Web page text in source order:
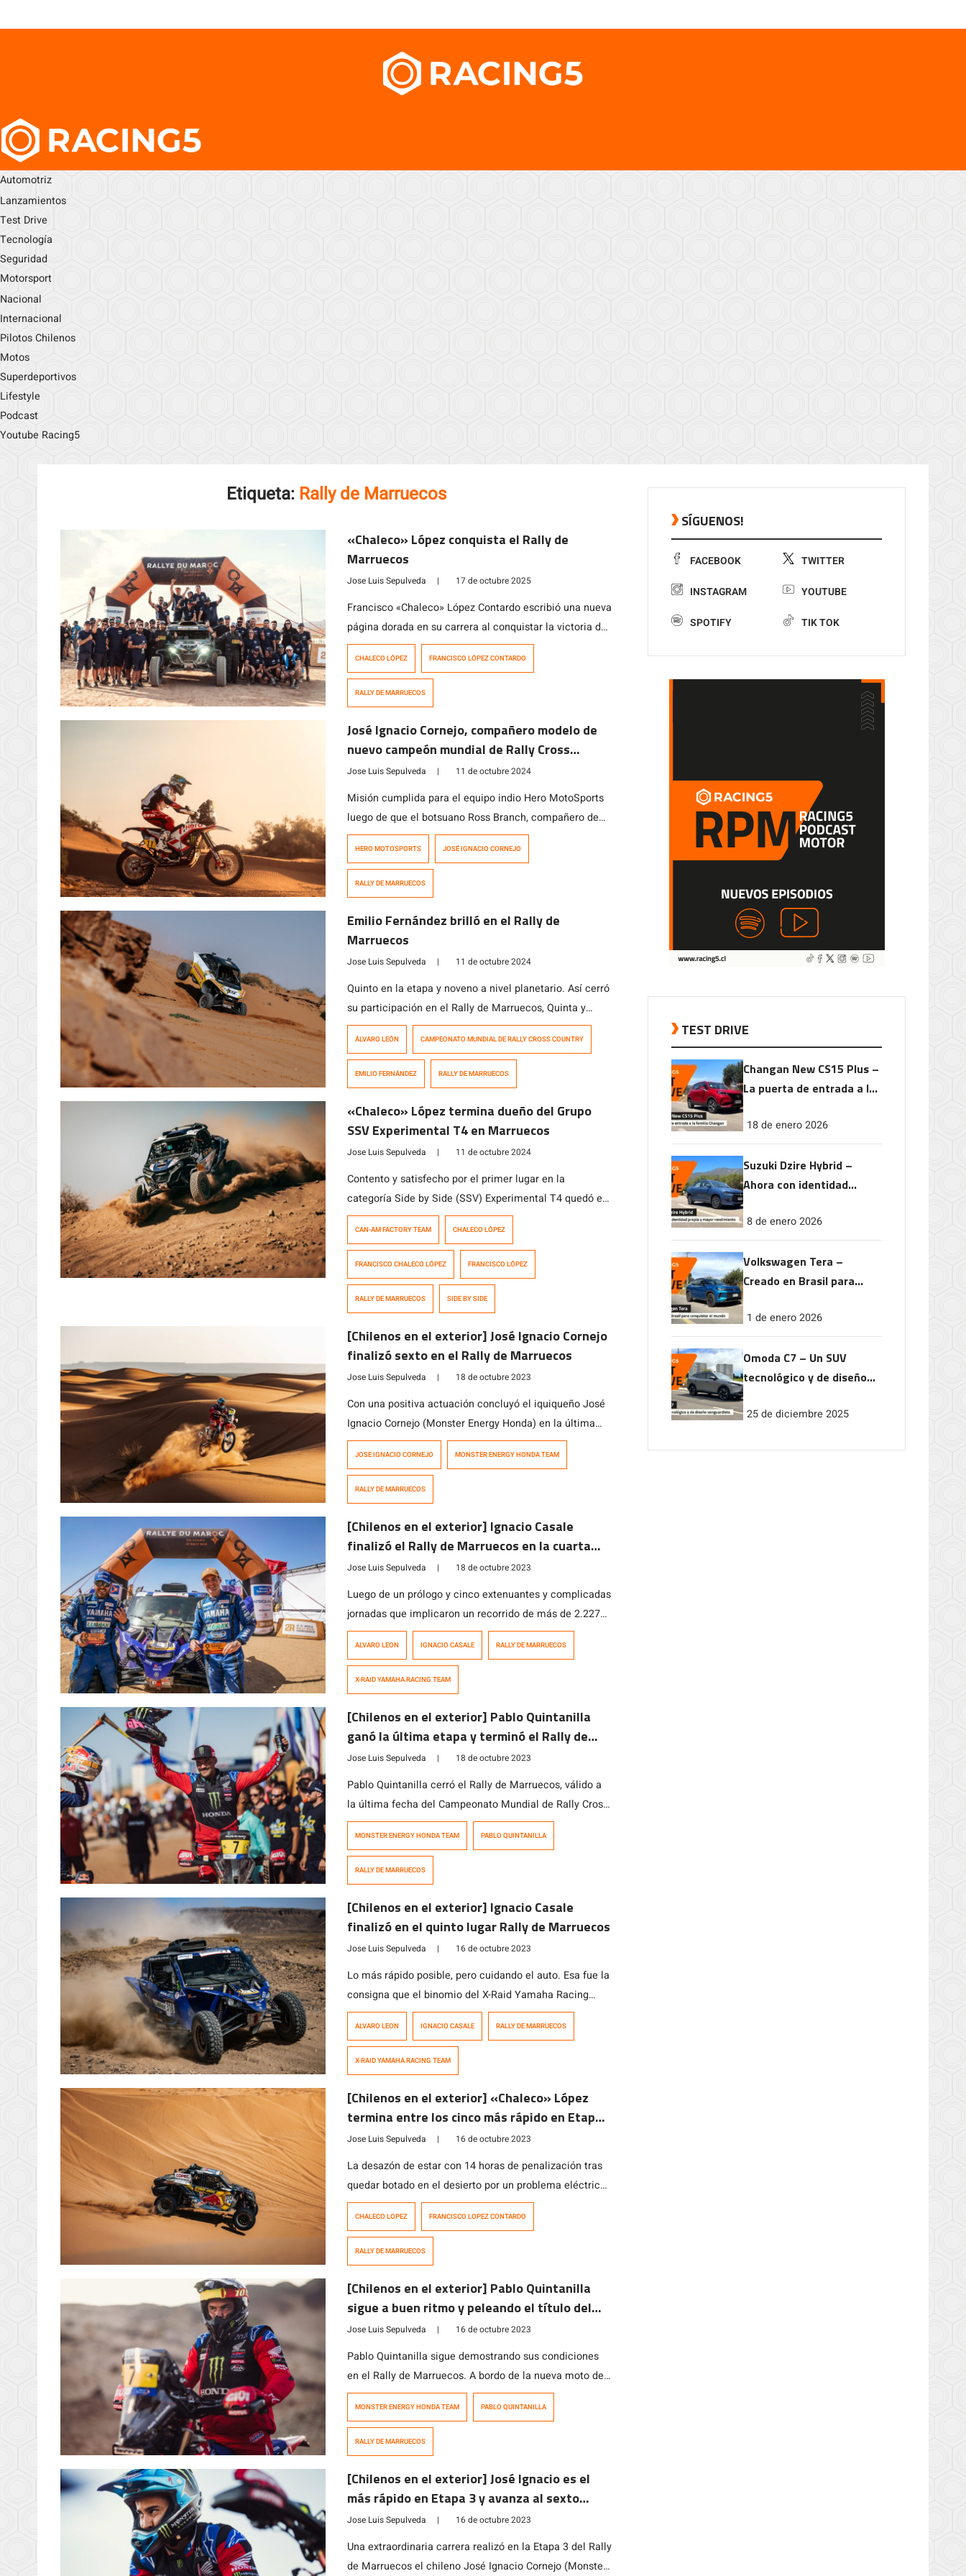
Automotriz
Lanzamientos
Test Drive
Tecnología
Seguridad
Motorsport
Nacional
Internacional
Pilotos Chilenos
Motos
Superdeportivos
Lifestyle
Podcast
Youtube Racing5
Etiqueta: Rally de Marruecos
«Chaleco» López conquista el Rally de
Marruecos
Jose Luis Sepulveda | 17 de octubre 2025
Francisco «Chaleco» López Contardo escribió una nueva
página dorada en su carrera al conquistar la victoria del
Rally de Marruecos en la clase SSV, quinta fecha del
segundos de diferencia. El experimentado piloto
chileno, navegado por Álvaro León […]
CHALECO LÓPEZ FRANCISCO LÓPEZ CONTARDO
RALLY DE MARRUECOS
José Ignacio Cornejo, compañero modelo de
nuevo campeón mundial de Rally Cross
Country
Jose Luis Sepulveda | 11 de octubre 2024
Misión cumplida para el equipo indio Hero MotoSports
luego de que el botsuano Ross Branch, compañero de
equipo del chileno José Ignacio Cornejo, se coronó
diferencia. Branch hace historia al convertirse en el
primer piloto de Botswana […]
HERO MOTOSPORTS JOSÉ IGNACIO CORNEJO
RALLY DE MARRUECOS
Emilio Fernández brilló en el Rally de
Marruecos
Jose Luis Sepulveda | 11 de octubre 2024
Quinto en la etapa y noveno a nivel planetario. Así cerró
su participación en el Rally de Marruecos, Quinta y
última Fecha del Campeonato Mundial de Rally Cross
chilenos arribaron a 4 minutos 11 segundos de la dupla
polaca Michal Goczal – Diego Ortega, ganadores del […]
ÁLVARO LEÓN CAMPEONATO MUNDIAL DE RALLY CROSS COUNTRY
EMILIO FERNÁNDEZ RALLY DE MARRUECOS
«Chaleco» López termina dueño del Grupo
SSV Experimental T4 en Marruecos
Jose Luis Sepulveda | 11 de octubre 2024
Contento y satisfecho por el primer lugar en la
categoría Side by Side (SSV) Experimental T4 quedó el
chileno Francisco López (Can-Am Factory Team), pese
de Marruecos que cerró la temporada 2024, donde
corrió junto al navegante argentino Sebastián Cesana.
No fue el […]
CAN-AM FACTORY TEAM CHALECO LÓPEZ
FRANCISCO CHALECO LÓPEZ FRANCISCO LÓPEZ
RALLY DE MARRUECOS SIDE BY SIDE
[Chilenos en el exterior] José Ignacio Cornejo
finalizó sexto en el Rally de Marruecos
Jose Luis Sepulveda | 18 de octubre 2023
Con una positiva actuación concluyó el iquiqueño José
Ignacio Cornejo (Monster Energy Honda) en la última
fecha del Campeonato del Mundo de Rally Cross
en el ranking final y con tres podios consecutivos
durante las 5 etapas del evento […]
JOSE IGNACIO CORNEJO MONSTER ENERGY HONDA TEAM
RALLY DE MARRUECOS
[Chilenos en el exterior] Ignacio Casale
finalizó el Rally de Marruecos en la cuarta
posición
Jose Luis Sepulveda | 18 de octubre 2023
Luego de un prólogo y cinco extenuantes y complicadas
jornadas que implicaron un recorrido de más de 2.227
kilómetros,concluyó la 24 edición del Rally de
binomio chileno compuesto por Ignacio Casale y su
navegante Álvaro León a bordo del […]
ALVARO LEON IGNACIO CASALE RALLY DE MARRUECOS
X-RAID YAMAHA RACING TEAM
[Chilenos en el exterior] Pablo Quintanilla
ganó la última etapa y terminó el Rally de
Marruecos en el podio
Jose Luis Sepulveda | 18 de octubre 2023
Pablo Quintanilla cerró el Rally de Marruecos, válido a
la última fecha del Campeonato Mundial de Rally Cross
Country, de la mejor forma y se quedó con la victoria en
la última etapa, corrida este miércoles 18 de octubre en
marroquí era probar la nueva moto del […]
MONSTER ENERGY HONDA TEAM PABLO QUINTANILLA
RALLY DE MARRUECOS
[Chilenos en el exterior] Ignacio Casale
finalizó en el quinto lugar Rally de Marruecos
Jose Luis Sepulveda | 16 de octubre 2023
Lo más rápido posible, pero cuidando el auto. Esa fue la
consigna que el binomio del X-Raid Yamaha Racing
Team, Ignacio Casale junto a su navegante Álvaro León,
75 de Enlace en la ciudad de Zagora. El […]
ALVARO LEON IGNACIO CASALE RALLY DE MARRUECOS
X-RAID YAMAHA RACING TEAM
[Chilenos en el exterior] «Chaleco» López
termina entre los cinco más rápido en Etapa
2 del Rally de Marruecos
Jose Luis Sepulveda | 16 de octubre 2023
La desazón de estar con 14 horas de penalización tras
quedar botado en el desierto por un problema eléctrico
durante la primera etapa del Rally de Marruecos quedó
Como en la Etapa 3 de este lunes […]
CHALECO LOPEZ FRANCISCO LOPEZ CONTARDO
RALLY DE MARRUECOS
[Chilenos en el exterior] Pablo Quintanilla
sigue a buen ritmo y peleando el título del
Rally de Marruecos
Jose Luis Sepulveda | 16 de octubre 2023
Pablo Quintanilla sigue demostrando sus condiciones
en el Rally de Marruecos. A bordo de la nueva moto del
equipo Monster Energy Honda Team, el piloto nacional
está realizando una carrera a buen ritmo y terminó la
este lunes 16 de octubre tuvo un recorrido de 336
kilómetros […]
MONSTER ENERGY HONDA TEAM PABLO QUINTANILLA
RALLY DE MARRUECOS
[Chilenos en el exterior] José Ignacio es el
más rápido en Etapa 3 y avanza al sexto
lugar en la general
Jose Luis Sepulveda | 16 de octubre 2023
Una extraordinaria carrera realizó en la Etapa 3 del Rally
de Marruecos el chileno José Ignacio Cornejo (Monster
SÍGUENOS!
FACEBOOK TWITTER
INSTAGRAM YOUTUBE
SPOTIFY TIK TOK
TEST DRIVE
Changan New CS15 Plus –
La puerta de entrada a la
18 de enero 2026
Suzuki Dzire Hybrid –
Ahora con identidad
rendimiento
8 de enero 2026
Volkswagen Tera –
Creado en Brasil para
1 de enero 2026
Omoda C7 – Un SUV
tecnológico y de diseño
25 de diciembre 2025